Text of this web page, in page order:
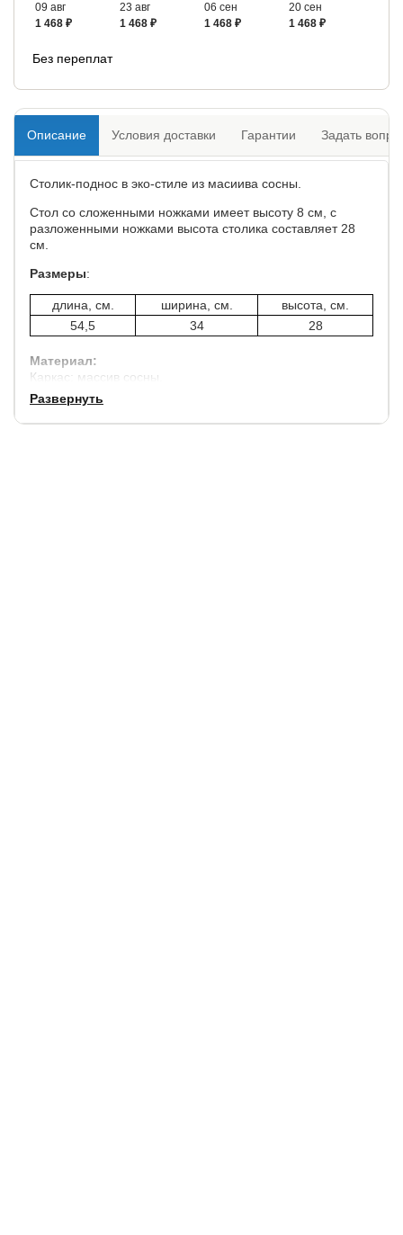
09 авг
1 468 ₽
23 авг
1 468 ₽
06 сен
1 468 ₽
20 сен
1 468 ₽
Без переплат
Описание Условия доставки Гарантии Задать
Столик-поднос в эко-стиле из масиива сосны.
Стол со сложенными ножками имеет высоту 8 см, с
разложенными ножками высота столика составляет 28
см.
Размеры:
длина, см. ширина, см.
высота, см.
54,5
34 28
Материал:
Каркас: массив сосны.
Ножки: массив сосны.
Столешница: массив сосны.
Развернуть